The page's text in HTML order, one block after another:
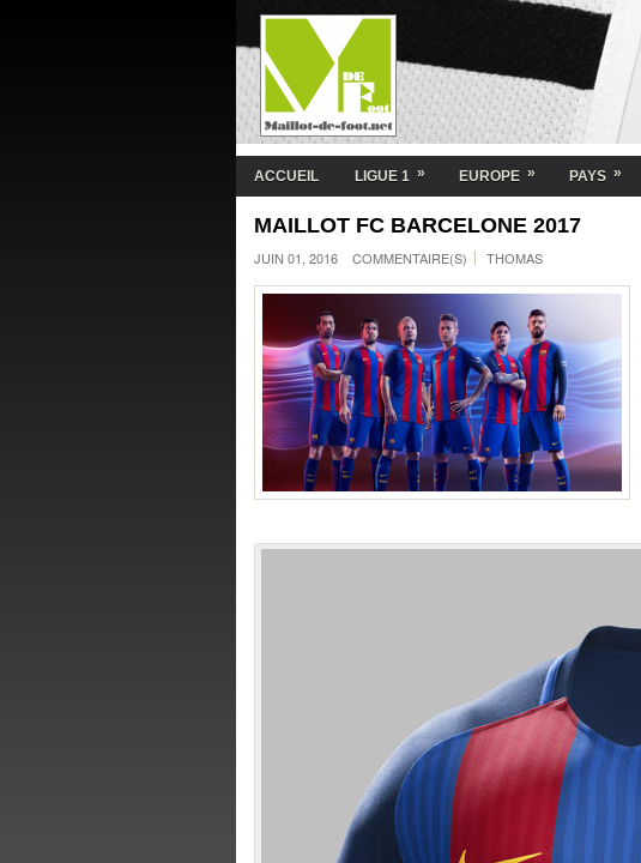
ACCUEIL LIGUE 1 » EUROPE » PAYS »
MAILLOT FC BARCELONE 2017
JUIN 01, 2016 COMMENTAIRE(S) THOMAS